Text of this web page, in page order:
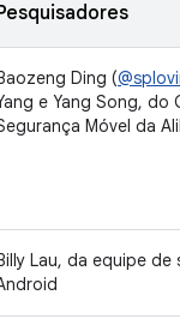
Ding (
e Yang Song, do
Móvel da
Lau, da equipe de